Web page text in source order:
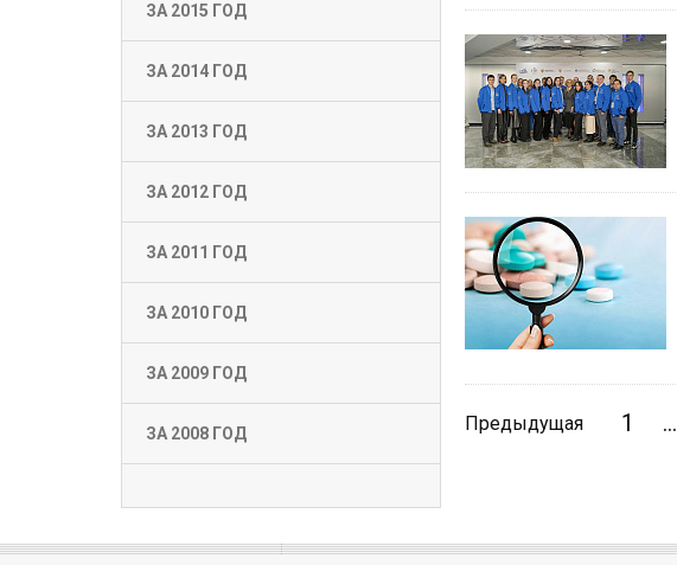
ЗА 2015 ГОД
ЗА 2014 ГОД
ЗА 2013 ГОД
ЗА 2012 ГОД
ЗА 2011 ГОД
ЗА 2010 ГОД
ЗА 2009 ГОД
ЗА 2008 ГОД Предыдущая 1 ...